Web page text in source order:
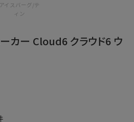
アイスバーグ/テ
ィン
カー Cloud6 クラウド6 ウ